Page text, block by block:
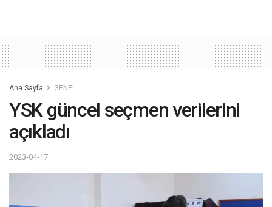
Ana Sayfa GENEL
YSK güncel seçmen verilerini
açıkladı
2023-04-17